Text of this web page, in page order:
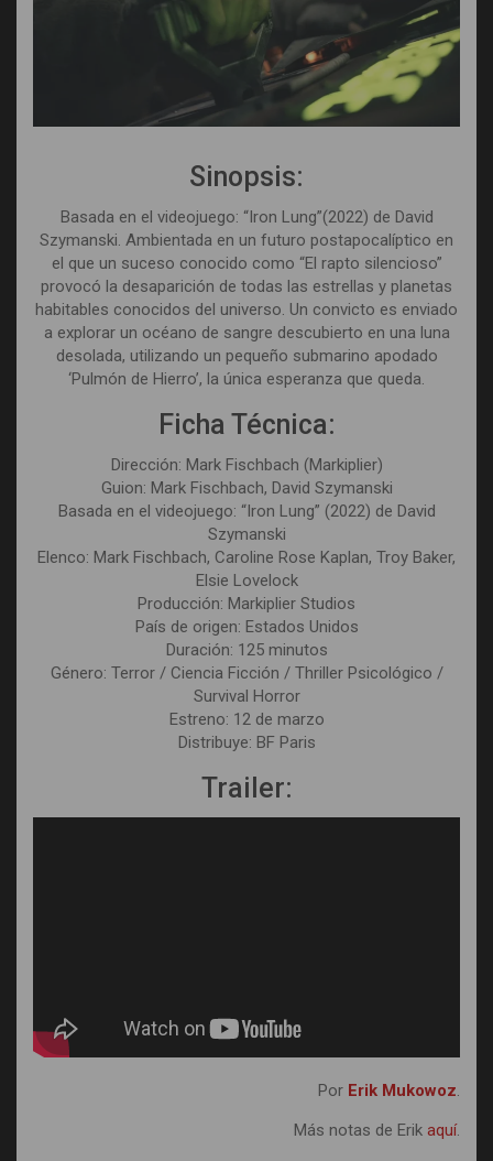
Sinopsis:
Basada en el videojuego: “Iron Lung”(2022) de David
Szymanski. Ambientada en un futuro postapocalíptico en
el que un suceso conocido como “El rapto silencioso”
provocó la desaparición de todas las estrellas y planetas
habitables conocidos del universo. Un convicto es enviado
a explorar un océano de sangre descubierto en una luna
desolada, utilizando un pequeño submarino apodado
‘Pulmón de Hierro’, la única esperanza que queda.
Ficha Técnica:
Dirección: Mark Fischbach (Markiplier)
Guion: Mark Fischbach, David Szymanski
Basada en el videojuego: “Iron Lung” (2022) de David
Szymanski
Elenco: Mark Fischbach, Caroline Rose Kaplan, Troy Baker,
Elsie Lovelock
Producción: Markiplier Studios
País de origen: Estados Unidos
Duración: 125 minutos
Género: Terror / Ciencia Ficción / Thriller Psicológico /
Survival Horror
Estreno: 12 de marzo
Distribuye: BF Paris
Trailer:
Por Erik Mukowoz.
Más notas de Erik aquí.